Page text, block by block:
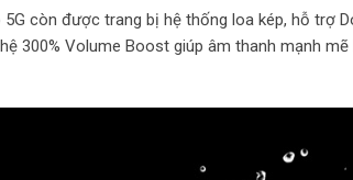
5G còn được trang bị hệ thống loa kép, hỗ trợ
300% Volume Boost giúp âm thanh mạnh